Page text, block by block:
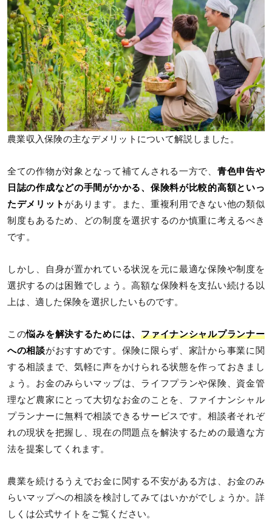
農業収入保険の主なデメリットについて解説しました。
全ての作物が対象となって補てんされる一方で、 青色申告や
日誌の作成などの手間がかかる、保険料が比較的高額といっ
たデメリット があります。また、重複利用できない他の類似
制度もあるため、どの制度を選択するのか慎重に考えるべき
です。
しかし、自身が置かれている状況を元に最適な保険や制度を
選択するのは困難でしょう。高額な保険料を支払い続ける以
上は、適した保険を選択したいものです。
この悩みを解決するためには、ファイナンシャルプランナー
への相談がおすすめです。保険に限らず、家計から事業に関
する相談まで、気軽に声をかけられる状態を作っておきまし
ょう。お金のみらいマップは、ライフプランや保険、資金管
理など農家にとって大切なお金のことを、ファイナンシャル
プランナーに無料で相談できるサービスです。相談者それぞ
れの現状を把握し、現在の問題点を解決するための最適な方
法を提案してくれます。
農業を続けるうえでお金に関する不安がある方は、お金のみ
らいマップへの相談を検討してみてはいかがでしょうか。詳
しくは公式サイトをご覧ください。